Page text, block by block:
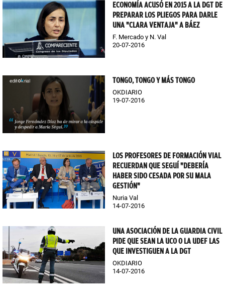
ECONOMÍA ACUSÓ EN 2015 A LA DGT DE
PREPARAR LOS PLIEGOS PARA DARLE
UNA "CLARA VENTAJA" A BÁEZ
F. Mercado y N. Val
20-07-2016
TONGO, TONGO Y MÁS TONGO
OKDIARIO
19-07-2016
LOS PROFESORES DE FORMACIÓN VIAL
RECUERDAN QUE SEGUÍ "DEBERÍA
HABER SIDO CESADA POR SU MALA
GESTIÓN"
Nuria Val
14-07-2016
UNA ASOCIACIÓN DE LA GUARDIA CIVIL
PIDE QUE SEAN LA UCO O LA UDEF LAS
QUE INVESTIGUEN A LA DGT
OKDIARIO
14-07-2016